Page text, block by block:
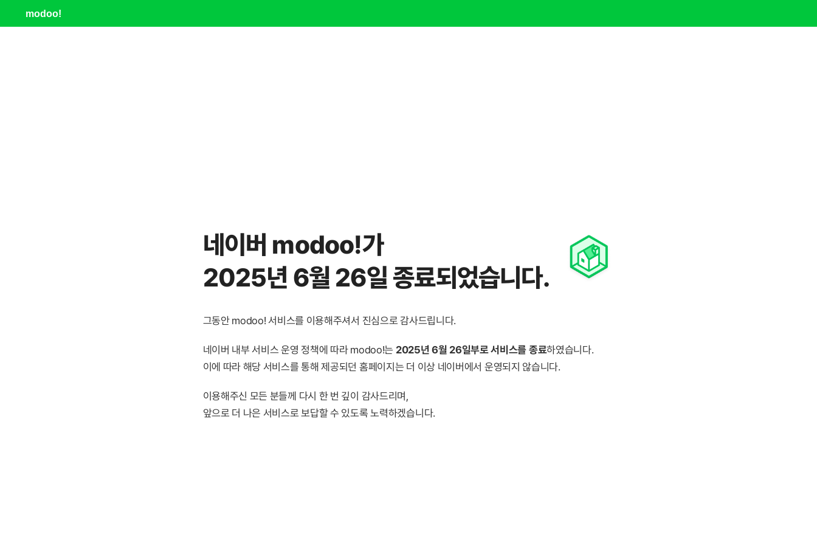
modoo!
네이버 modoo!가
2025년 6월 26일 종료되었습니다.
그동안 modoo! 서비스를 이용해주셔서 진심으로 감사드립니다.
네이버 내부 서비스 운영 정책에 따라 modoo!는 2025년 6월 26일부로 서비스를 종료하였습니다.
이에 따라 해당 서비스를 통해 제공되던 홈페이지는 더 이상 네이버에서 운영되지 않습니다.
이용해주신 모든 분들께 다시 한 번 깊이 감사드리며,
앞으로 더 나은 서비스로 보답할 수 있도록 노력하겠습니다.